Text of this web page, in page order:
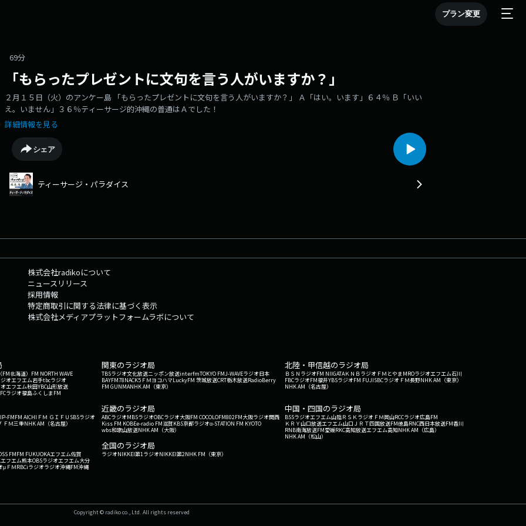
プラン変更
69分
「もらったプレゼントに文句を言う人がいますか？」
２月１５日（火）のアンケー島 「もらったプレゼントに文句を言う人がいますか？」 Ａ「はい。います」６４％ Ｂ「いい
え。いません」３６％ティーサージ的沖縄の普通はＡでした！
詳細情報を見る
シェア
ティーサージ・パラダイス
株式会社radikoについて
ニュースリリース
採用情報
特定商取引に関する法律に基づく表示
株式会社メディアプラットフォームラボについて
北海道） FM NORTH WAVE
オエフエム岩手tbcラジオ
エフエム秋田YBC山形放送
ラジオ福島ふくしまFM
関東のラジオ局
TBSラジオ文化放送ニッポン放送interfmTOKYO FMJ-WAVEラジオ日本
BAYFM78NACK5 ＦＭヨコハマLuckyFM 茨城放送CRT栃木放送RadioBerry
FM GUNMANHK AM（東京）
北陸・甲信越のラジオ局
ＢＳＮラジオFM NIIGATAＫＮＢラジオ ＦＭとやまMROラジオエフエム石川
FBCラジオFM福井YBSラジオFM FUJISBCラジオ ＦＭ長野NHK AM（東京）
NHK AM（名古屋）
FMFM AICHI ＦＭ ＧＩＦＵ SBSラジオ
ＦＭ三重NHK AM（名古屋）
近畿のラジオ局
ABCラジオMBSラジオOBCラジオ大阪FM COCOLOFM802FM大阪ラジオ関西
Kiss FM KOBEe-radio FM滋賀KBS京都ラジオα-STATION FM KYOTO
wbs和歌山放送NHK AM（大阪）
中国・四国のラジオ局
BSSラジオエフエム山陰ＲＳＫラジオ ＦＭ岡山RCCラジオ広島FM
ＫＲＹ山口放送エフエム山口 ＪＲＴ四国放送FM徳島RNC西日本放送FM香川
RNB南海放送FM愛媛RKC高知放送エフエム高知NHK AM（広島）
NHK AM（松山）
FMFM FUKUOKAエフエム佐賀
フエム熊本OBSラジオエフエム大分
μＦＭRBCiラジオラジオ沖縄FM沖縄
全国のラジオ局
ラジオNIKKEI第1ラジオNIKKEI第2NHK FM（東京）
Copyright © radiko co., Ltd. All rights reserved